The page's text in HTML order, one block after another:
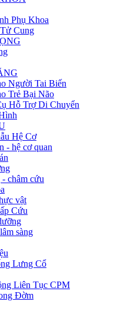
Phụ Khoa
Cung
Người Tai Biến
Trẻ Bại Não
Hỗ Trợ Di Chuyển
Hệ Cơ
- hệ cơ quan
châm cứu
vật
Cứu
sàng
Lưng Cổ
Liên Tục CPM
Đờm